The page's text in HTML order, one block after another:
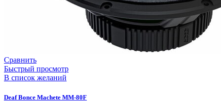
Сравнить
Быстрый просмотр
В список желаний
Deaf Bonce Machete MM-80F